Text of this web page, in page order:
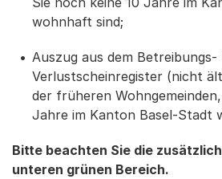
wohnhaft sind;
Auszug aus dem Betreibungs-
Verlustscheinregister (nicht
der früheren
Jahre im Kanton Basel-Stadt
Bitte beachten Sie die
unteren grünen Bereich.